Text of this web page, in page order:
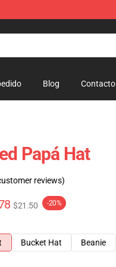
Blog Contacto
Papá Hat
reviews)
$21.50 -20%
Bucket Hat
Beanie